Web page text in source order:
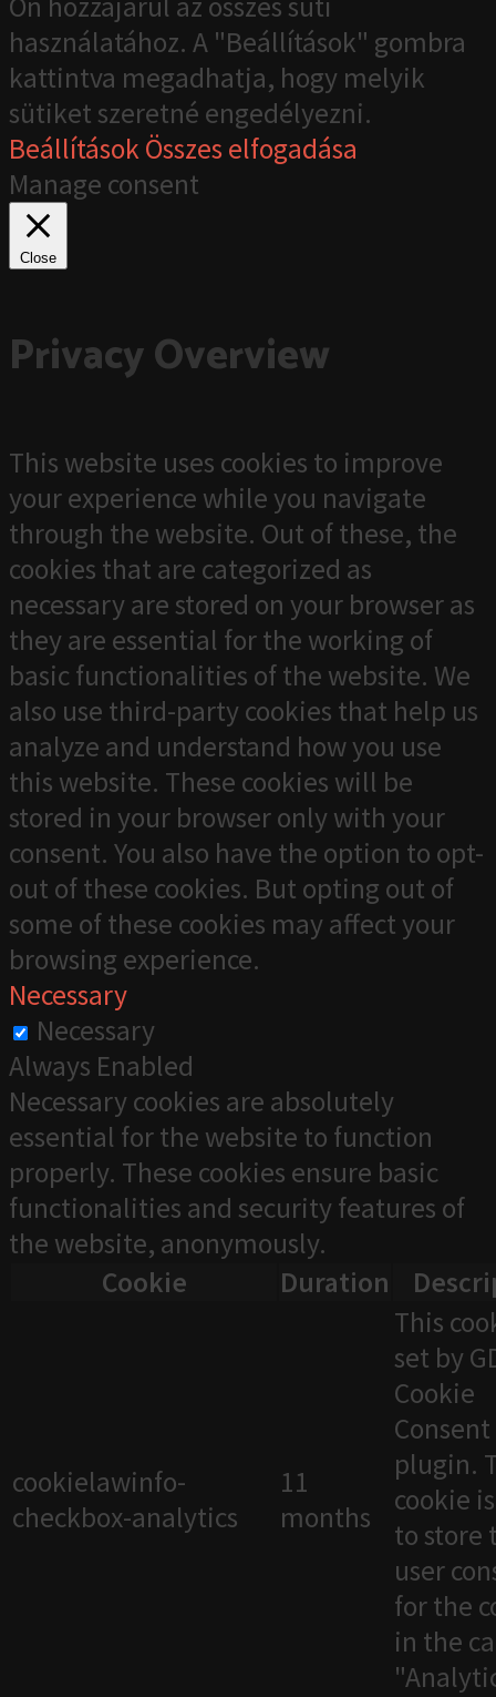
használatához. A "Beállítások" gombra
kattintva megadhatja, hogy melyik
sütiket szeretné engedélyezni.
BeállításokÖsszes elfogadása
Manage consent
Close
Privacy Overview
This website uses cookies to improve
your experience while you navigate
through the website. Out of these, the
cookies that are categorized as
necessary are stored on your browser as
they are essential for the working of
basic functionalities of the website. We
also use third-party cookies that help us
analyze and understand how you use
this website. These cookies will be
stored in your browser only with your
consent. You also have the option to opt-
out of these cookies. But opting out of
some of these cookies may affect your
browsing experience.
Necessary
Necessary
Always Enabled
Necessary cookies are absolutely
essential for the website to function
properly. These cookies ensure basic
functionalities and security features of
the website, anonymously.
Cookie
Duration
cookielawinfo-
checkbox-analytics
11
months
This
set by
Cookie
Consent
plugin.
cookie
to store
user
for the
in the